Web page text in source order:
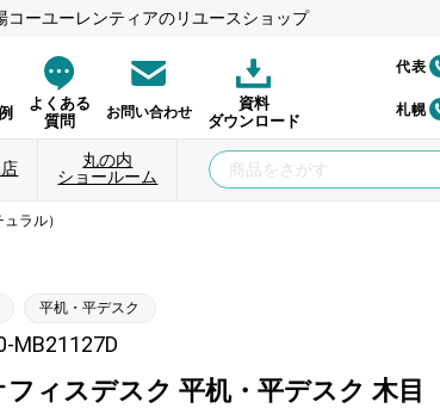
ーユーレンティアのリユースショップ
よくある
質問
お問い合わせ
資料
ダウンロード
代表
札幌
丸の内
ショールーム
ラル）
平机・平デスク
MB21127D
フィスデスク 平机・平デスク 木目